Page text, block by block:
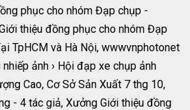
phục cho nhóm Đạp chụp -
thiệu đồng phục cho nhóm Đạp
TpHCM và Hà Nội, wwwvnphotonet
nhiếp ảnh › Hội đạp xe chụp ảnh
Cao, Cơ Sở Sản Xuất 7 thg 10,
- ‎4 tác giả, Xưởng Giới thiệu đồng